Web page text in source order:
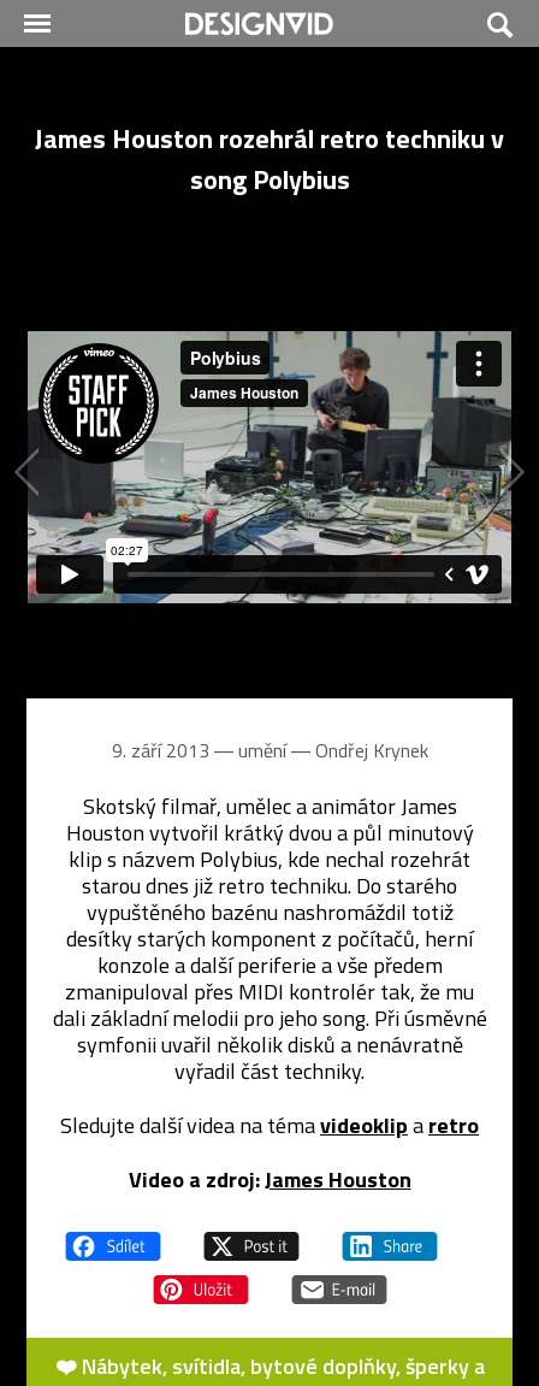
James Houston rozehrál retro techniku v
song Polybius
9. září 2013 ― umění ―Ondřej Krynek
Skotský filmař, umělec a animátor James
Houston vytvořil krátký dvou a půl minutový
klip s názvem Polybius, kde nechal rozehrát
starou dnes již retro techniku. Do starého
vypuštěného bazénu nashromáždil totiž
desítky starých komponent z počítačů, herní
konzole a další periferie a vše předem
zmanipuloval přes MIDI kontrolér tak, že mu
dali základní melodii pro jeho song. Při úsměvné
symfonii uvařil několik disků a nenávratně
vyřadil část techniky.
Sledujte další videa na témavideokliparetro
Video a zdroj:James Houston
❤️ Nábytek, svítidla, bytové doplňky, šperky a